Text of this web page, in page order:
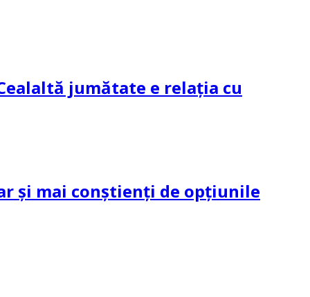
jumătate e relația cu
și mai conștienți de opțiunile